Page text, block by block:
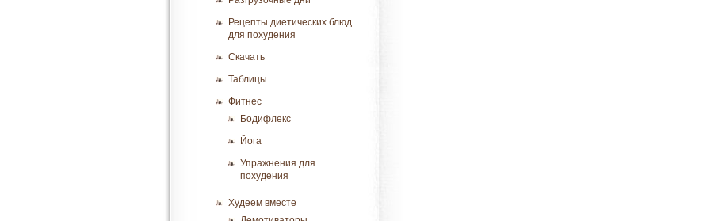
Рецепты диетических блюд
для похудения
Скачать
Таблицы
Фитнес
Бодифлекс
Йога
Упражнения для
похудения
Худеем вместе